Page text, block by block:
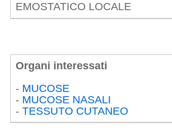
EMOSTATICO LOCALE
Organi interessati
- MUCOSE
- MUCOSE NASALI
-TESSUTO CUTANEO